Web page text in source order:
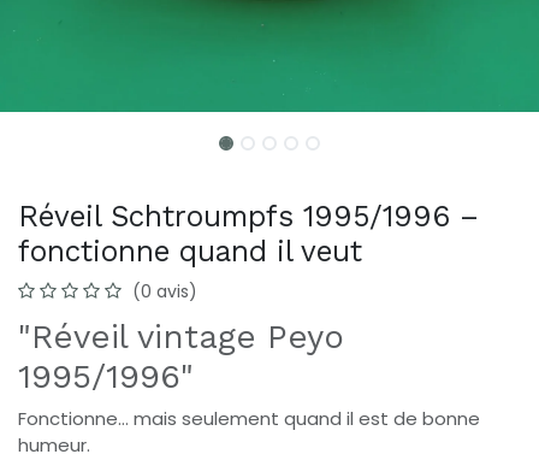
Réveil Schtroumpfs 1995/1996 –
fonctionne quand il veut
(0 avis)
"Réveil vintage Peyo
1995/1996"
Fonctionne… mais seulement quand il est de bonne
humeur.